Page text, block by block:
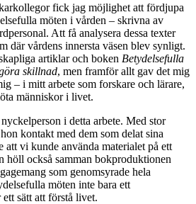
fick jag möjlighet att fördjupa
möten i vården – skrivna av
Att få analysera dessa texter
där vårdens innersta väsen blev synligt.
artiklar och boken Betydelsefulla
skillnad, men framför allt gav det mig
– i mitt arbete som forskare och lärare,
människor i livet.
i detta arbete. Med stor
kontakt med dem som delat sina
att vi kunde använda materialet på ett
höll också samman bokproduktionen
som genomsyrade hela
möten inte bara ett
sätt att förstå livet.